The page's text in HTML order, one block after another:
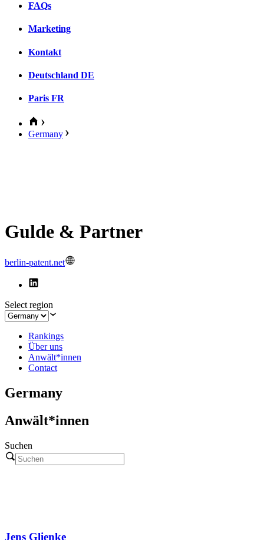
FAQs
Marketing
Kontakt
Deutschland DE
Paris FR
Germany
Gulde & Partner
berlin-patent.net
Select region
Rankings
Über uns
Anwält*innen
Contact
Germany
Anwält*innen
Suchen
Jens Glienke